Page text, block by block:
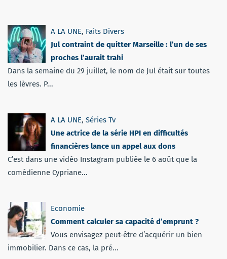
A LA UNE, Faits Divers
Jul contraint de quitter Marseille : l’un de ses
proches l’aurait trahi
Dans la semaine du 29 juillet, le nom de Jul était sur toutes
les lèvres. P...
A LA UNE, Séries Tv
Une actrice de la série HPI en difficultés
financières lance un appel aux dons
C’est dans une vidéo Instagram publiée le 6 août que la
comédienne Cypriane...
Economie
Comment calculer sa capacité d’emprunt ?
Vous envisagez peut-être d’acquérir un bien
immobilier. Dans ce cas, la pré...